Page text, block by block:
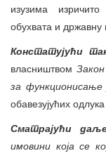
изузима
обухвата и државну
Констатујући
власништвом
за функционисање
обавезујућих
Сматрајући
имовини која се